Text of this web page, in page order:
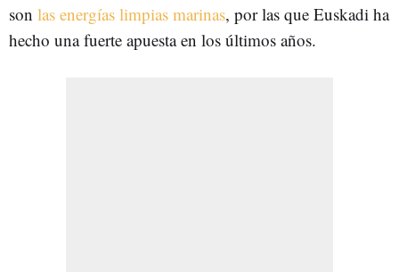
son las energías limpias marinas, por las que Euskadi ha
hecho una fuerte apuesta en los últimos años.